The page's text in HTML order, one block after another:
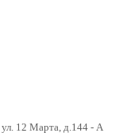
ул. 12 Марта, д.144 - А